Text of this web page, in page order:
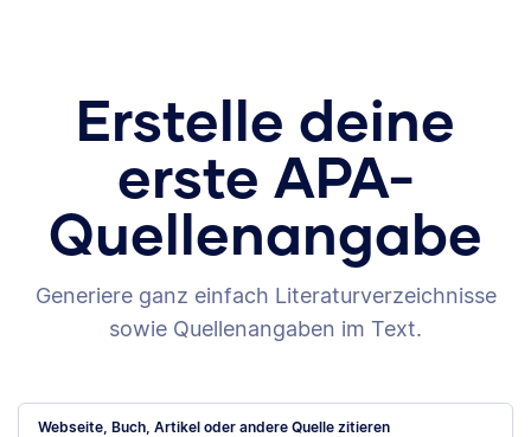
Erstelle deine
erste APA-
Quellenangabe
Generiere ganz einfach Literaturverzeichnisse
sowie Quellenangaben im Text.
Webseite, Buch, Artikel oder andere Quelle zitieren